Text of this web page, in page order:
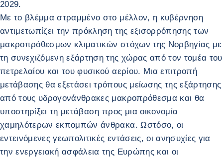
2029.
Με το βλέμμα στραμμένο στο μέλλον, η κυβέρνηση
αντιμετωπίζει την πρόκληση της εξισορρόπησης των
μακροπρόθεσμων κλιματικών στόχων της Νορβηγίας με
τη συνεχιζόμενη εξάρτηση της χώρας από τον τομέα του
πετρελαίου και του φυσικού αερίου. Μια επιτροπή
μετάβασης θα εξετάσει τρόπους μείωσης της εξάρτησης
από τους υδρογονάνθρακες μακροπρόθεσμα και θα
υποστηρίξει τη μετάβαση προς μια οικονομία
χαμηλότερων εκπομπών άνθρακα. Ωστόσο, οι
εντεινόμενες γεωπολιτικές εντάσεις, οι ανησυχίες για
την ενεργειακή ασφάλεια της Ευρώπης και οι